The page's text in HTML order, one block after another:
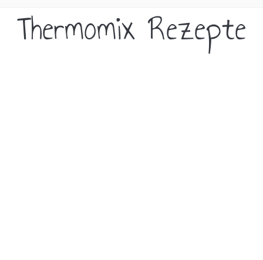
Thermomix Rezepte